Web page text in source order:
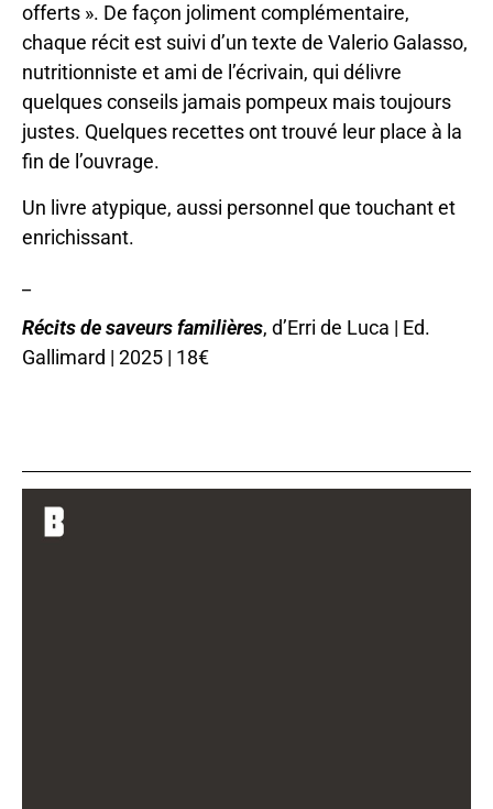
offerts ». De façon joliment complémentaire,
chaque récit est suivi d’un texte de Valerio Galasso,
nutritionniste et ami de l’écrivain, qui délivre
quelques conseils jamais pompeux mais toujours
justes. Quelques recettes ont trouvé leur place à la
fin de l’ouvrage.
Un livre atypique, aussi personnel que touchant et
enrichissant.
Récits de saveurs familières, d’Erri de Luca | Ed.
Gallimard | 2025 | 18€